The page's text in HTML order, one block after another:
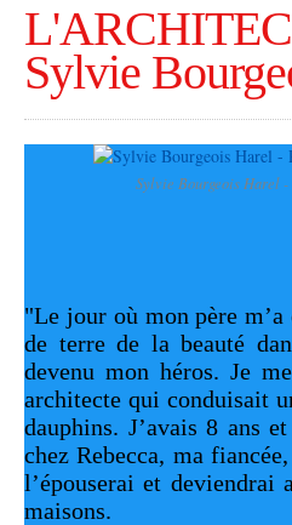
Sylvie
Sylvie Bourgeois Harel -
"Le jour où mon père
de terre de la beauté
devenu mon héros. Je
architecte qui conduisait
dauphins. J’avais 8 ans
chez Rebecca, ma
l’épouserai et
maisons.